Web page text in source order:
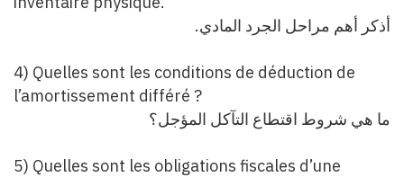
أذكر أهم مراحل الجرد المادي.
4) Quelles sont les conditions de déduction de
l’amortissement différé ?
ما هي شروط اقتطاع التآكل المؤجل؟
5) Quelles sont les obligations fiscales d’une